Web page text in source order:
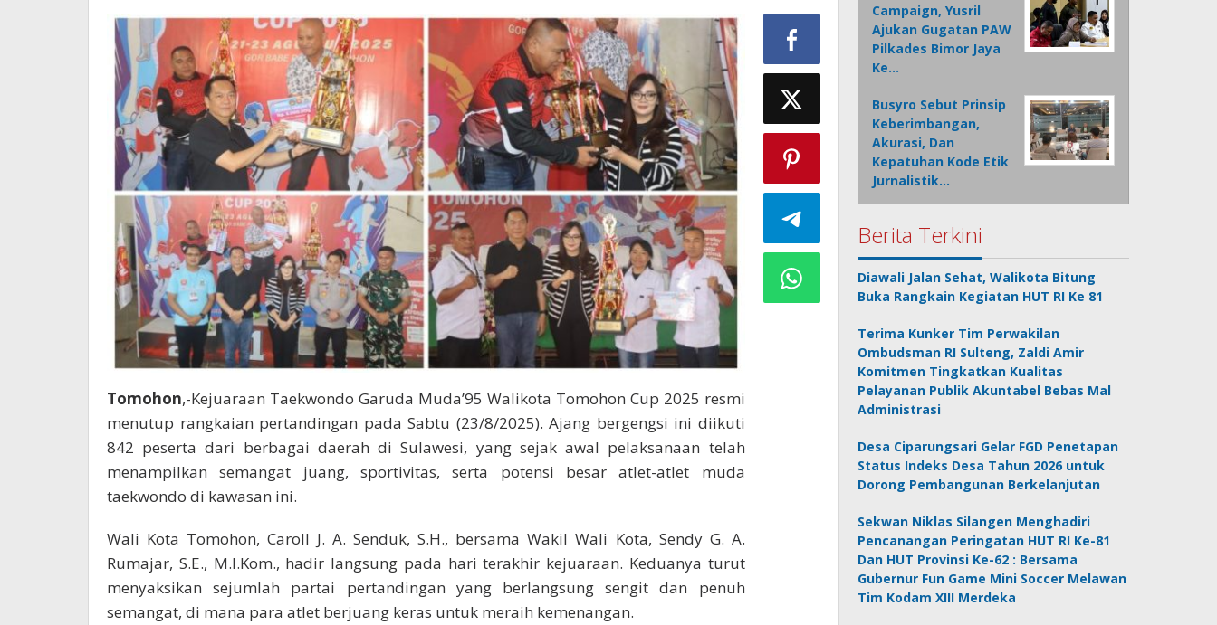
dan
Sportivitas
Tomohon,-Kejuaraan Taekwondo Garuda Muda’95 Walikota Tomohon Cup 2025 resmi
menutup rangkaian pertandingan pada Sabtu (23/8/2025). Ajang bergengsi ini diikuti
842 peserta dari berbagai daerah di Sulawesi, yang sejak awal pelaksanaan telah
menampilkan semangat juang, sportivitas, serta potensi besar atlet-atlet muda
taekwondo di kawasan ini.
Wali Kota Tomohon, Caroll J. A. Senduk, S.H., bersama Wakil Wali Kota, Sendy G. A.
Rumajar, S.E., M.I.Kom., hadir langsung pada hari terakhir kejuaraan. Keduanya turut
menyaksikan sejumlah partai pertandingan yang berlangsung sengit dan penuh
semangat, di mana para atlet berjuang keras untuk meraih kemenangan.
Campaign, Yusril
Ajukan Gugatan PAW
Pilkades Bimor Jaya
Ke…
Busyro Sebut Prinsip
Keberimbangan,
Akurasi, Dan
Kepatuhan Kode Etik
Jurnalistik…
Berita Terkini
Diawali Jalan Sehat, Walikota Bitung
Buka Rangkain Kegiatan HUT RI Ke 81
Terima Kunker Tim Perwakilan
Ombudsman RI Sulteng, Zaldi Amir
Komitmen Tingkatkan Kualitas
Pelayanan Publik Akuntabel Bebas Mal
Administrasi
Desa Ciparungsari Gelar FGD Penetapan
Status Indeks Desa Tahun 2026 untuk
Dorong Pembangunan Berkelanjutan
Sekwan Niklas Silangen Menghadiri
Pencanangan Peringatan HUT RI Ke-81
Dan HUT Provinsi Ke-62 : Bersama
Gubernur Fun Game Mini Soccer Melawan
Tim Kodam XIII Merdeka